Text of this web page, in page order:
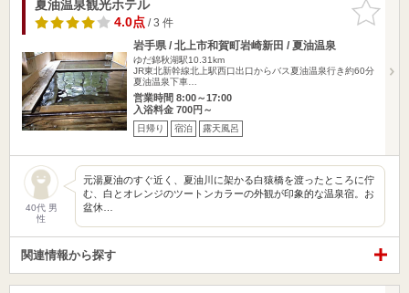
お気に入
りに追加
夏油温泉観光ホテル
4.0点/ 3 件
岩手県 / 北上市和賀町岩崎新田 / 夏油温泉
ゆだ錦秋湖駅10.31km
JR東北新幹線北上駅西口出口からバス夏油温泉行き約60分
夏油温泉下車…
営業時間 8:00～17:00
入浴料金 700円～
日帰り 宿泊 露天風呂
40代 男
性
元湯夏油のすぐ近く、夏油川に架かる白猿橋を渡ったところに佇
む、白とオレンジのツートンカラーの外観が印象的な温泉宿。お
盆休…
関連情報から探す